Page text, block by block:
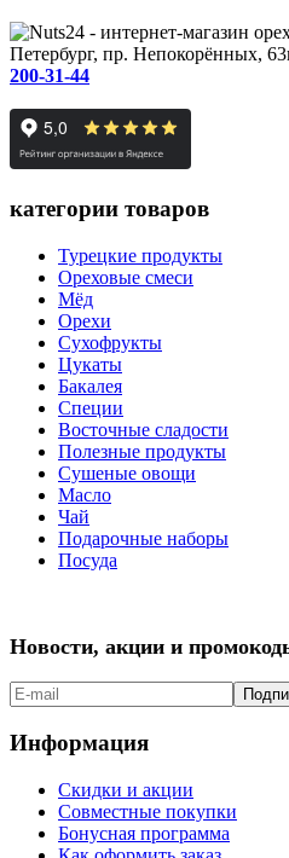
Петербург, пр. Непокорённых,
200-31-44
категории товаров
Турецкие продукты
Ореховые смеси
Мёд
Орехи
Сухофрукты
Цукаты
Бакалея
Специи
Восточные сладости
Полезные продукты
Сушеные овощи
Масло
Чай
Подарочные наборы
Посуда
Новости, акции и
Информация
Скидки и акции
Совместные покупки
Бонусная программа